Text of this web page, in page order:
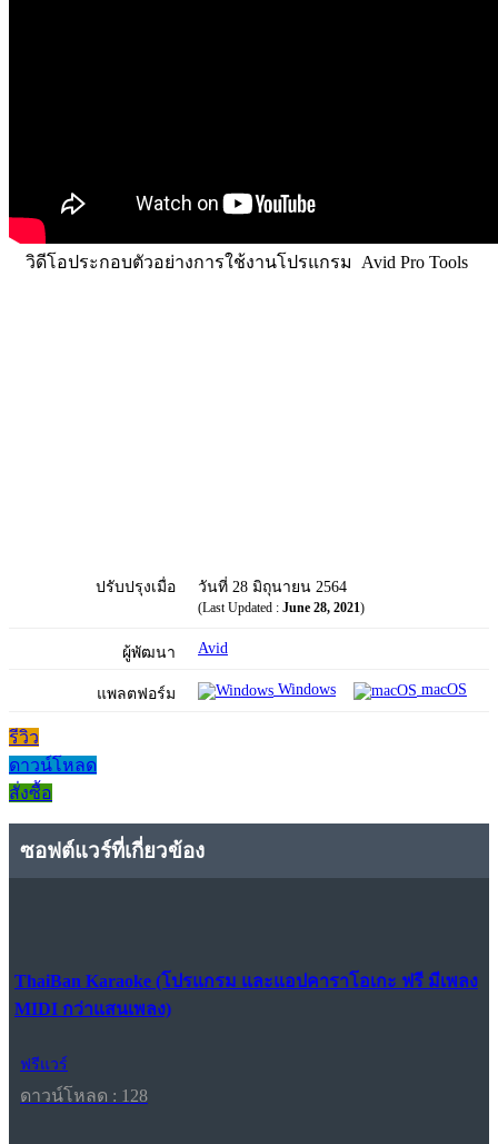
วิดีโอประกอบตัวอย่างการใช้งานโปรแกรม Avid Pro Tools
ปรับปรุงเมื่อ วันที่ 28 มิถุนายน 2564
(Last Updated : June 28, 2021)
ผู้พัฒนา Avid
แพลตฟอร์ม Windows macOS
รีวิว
ดาวน์โหลด
สั่งซื้อ
ซอฟต์แวร์ที่เกี่ยวข้อง
ThaiBan Karaoke (โปรแกรม และแอปคาราโอเกะ ฟรี มีเพลง
MIDI กว่าแสนเพลง)
ฟรีแวร์
ดาวน์โหลด : 128